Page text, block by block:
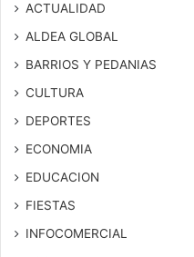
ACTUALIDAD
ALDEA GLOBAL
BARRIOS Y PEDANIAS
CULTURA
DEPORTES
ECONOMIA
EDUCACION
FIESTAS
INFOCOMERCIAL